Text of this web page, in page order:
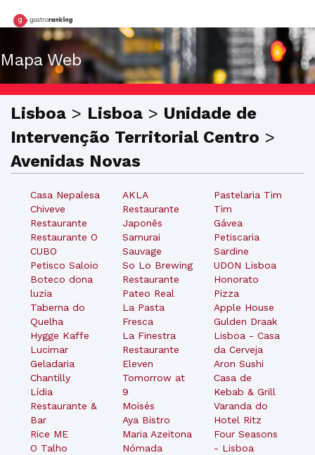
Mapa Web
Lisboa > Lisboa > Unidade de
Intervenção Territorial Centro >
Avenidas Novas
Casa Nepalesa
Chiveve
Restaurante
Restaurante O
CUBO
Petisco Saloio
Boteco dona
luzia
Taberna do
Quelha
Hygge Kaffe
Lucimar
Geladaria
Chantilly
Lídia
Restaurante &
Bar
Rice ME
O Talho
AKLA
Restaurante
Japonês
Samurai
Sauvage
So Lo Brewing
Restaurante
Pateo Real
La Pasta
Fresca
La Finestra
Restaurante
Eleven
Tomorrow at
9
Moisés
Aya Bistro
Maria Azeitona
Nómada
Pastelaria Tim
Tim
Gávea
Petiscaria
Sardine
UDON Lisboa
Honorato
Pizza
Apple House
Gulden Draak
Lisboa - Casa
da Cerveja
Aron Sushi
Casa de
Kebab & Grill
Varanda do
Hotel Ritz
Four Seasons
- Lisboa